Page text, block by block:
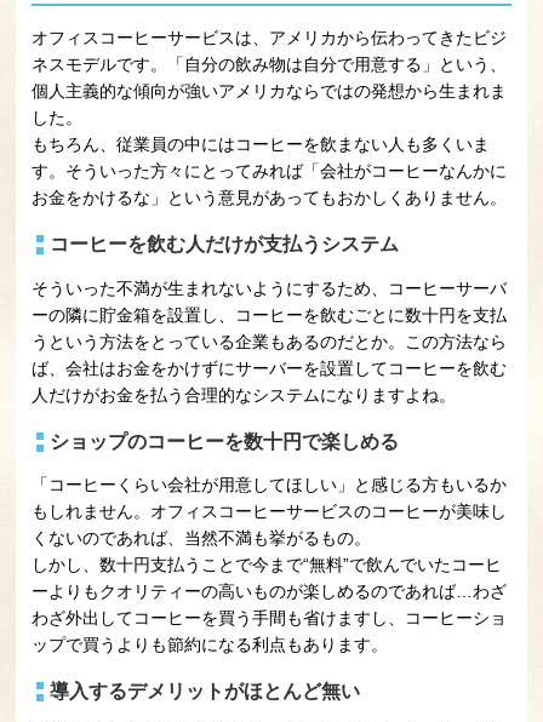
オフィスコーヒーサービスは、アメリカから伝わってきたビジ
ネスモデルです。「自分の飲み物は自分で用意する」という、
個人主義的な傾向が強いアメリカならではの発想から生まれま
した。
もちろん、従業員の中にはコーヒーを飲まない人も多くいま
す。そういった方々にとってみれば「会社がコーヒーなんかに
お金をかけるな」という意見があってもおかしくありません。
コーヒーを飲む人だけが支払うシステム
そういった不満が生まれないようにするため、コーヒーサーバ
ーの隣に貯金箱を設置し、コーヒーを飲むごとに数十円を支払
うという方法をとっている企業もあるのだとか。この方法なら
ば、会社はお金をかけずにサーバーを設置してコーヒーを飲む
人だけがお金を払う合理的なシステムになりますよね。
ショップのコーヒーを数十円で楽しめる
「コーヒーくらい会社が用意してほしい」と感じる方もいるか
もしれません。オフィスコーヒーサービスのコーヒーが美味し
くないのであれば、当然不満も挙がるもの。
しかし、数十円支払うことで今まで“無料”で飲んでいたコーヒ
ーよりもクオリティーの高いものが楽しめるのであれば…わざ
わざ外出してコーヒーを買う手間も省けますし、コーヒーショ
ップで買うよりも節約になる利点もあります。
導入するデメリットがほとんど無い